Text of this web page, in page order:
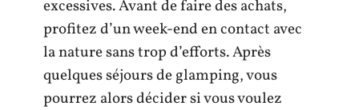
excessives. Avant de faire des achats,
profitez d’un week-end en contact avec
la nature sans trop d’efforts. Après
quelques séjours de glamping, vous
pourrez alors décider si vous voulez